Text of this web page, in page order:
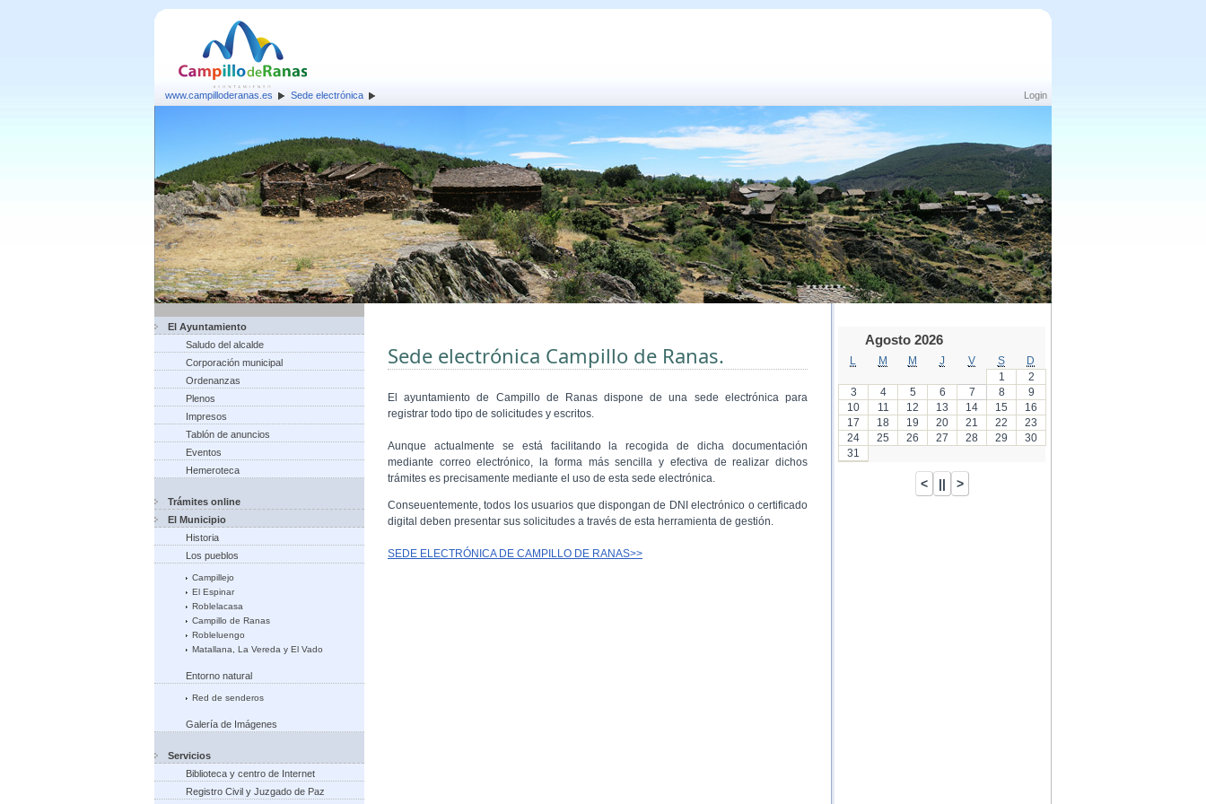
Login
www.campilloderanas.es Sede electrónica
El Ayuntamiento
Saludo del alcalde
Corporación municipal
Ordenanzas
Plenos
Impresos
Tablón de anuncios
Eventos
Hemeroteca
Trámites online
El Municipio
Historia
Los pueblos
Campillejo
El Espinar
Roblelacasa
Campillo de Ranas
Robleluengo
Matallana, La Vereda y El Vado
Entorno natural
Red de senderos
Galería de Imágenes
Servicios
Biblioteca y centro de Internet
Registro Civil y Juzgado de Paz
Sede electrónica Campillo de Ranas.
El ayuntamiento de Campillo de Ranas dispone de una sede electrónica para
registrar todo tipo de solicitudes y escritos.
Aunque actualmente se está facilitando la recogida de dicha documentación
mediante correo electrónico, la forma más sencilla y efectiva de realizar dichos
trámites es precisamente mediante el uso de esta sede electrónica.
Conseuentemente, todos los usuarios que dispongan de DNI electrónico o certificado
digital deben presentar sus solicitudes a través de esta herramienta de gestión.
SEDE ELECTRÓNICA DE CAMPILLO DE RANAS>>
Agosto 2026
M M J V S
D
1
2
3
4 5 6 7 8
9
10
11 12 13 14 15
16
17
18 19 20 21 22
23
24
25 26 27 28 29
30
31